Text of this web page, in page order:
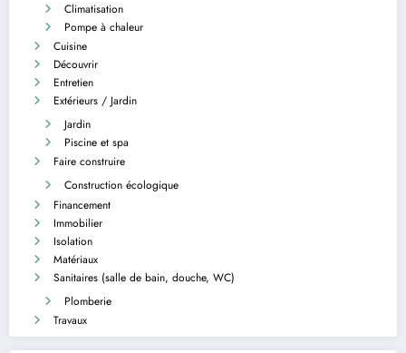
Climatisation
Pompe à chaleur
Cuisine
Découvrir
Entretien
Extérieurs / Jardin
Jardin
Piscine et spa
Faire construire
Construction écologique
Financement
Immobilier
Isolation
Matériaux
Sanitaires (salle de bain, douche, WC)
Plomberie
Travaux